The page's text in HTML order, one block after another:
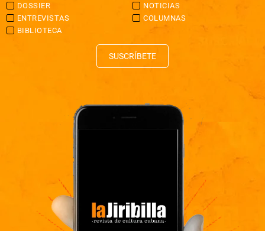
DOSSIER
NOTICIAS
ENTREVISTAS
COLUMNAS
BIBLIOTECA
SUSCRÍBETE